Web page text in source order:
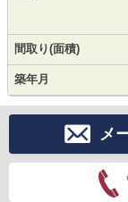
間取り(面積)
築年月
メ